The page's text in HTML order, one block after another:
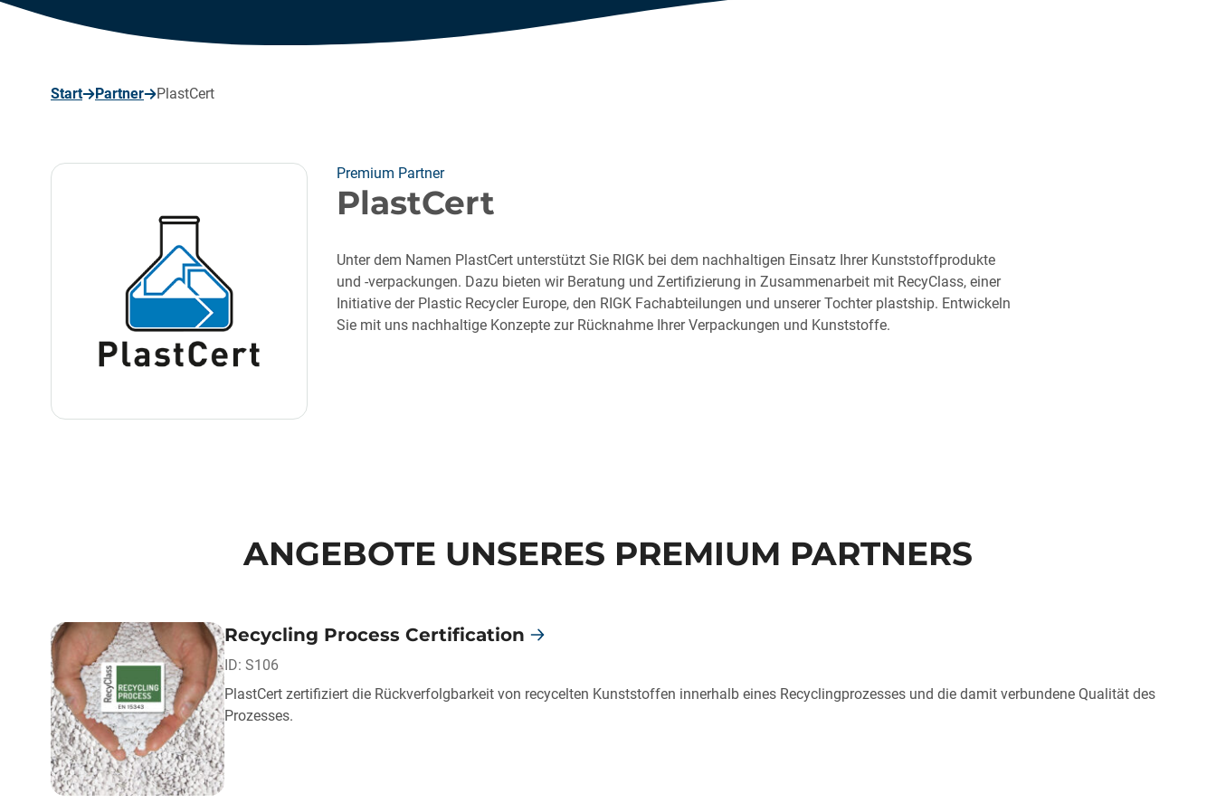
StartseitePartner PlastCert
Premium Partner
PlastCert
Unter dem Namen PlastCert unterstützt Sie RIGK bei dem nachhaltigen Einsatz Ihrer Kunststoffprodukte
und -verpackungen. Dazu bieten wir Beratung und Zertifizierung in Zusammenarbeit mit RecyClass, einer
Initiative der Plastic Recycler Europe, den RIGK Fachabteilungen und unserer Tochter plastship. Entwickeln
Sie mit uns nachhaltige Konzepte zur Rücknahme Ihrer Verpackungen und Kunststoffe.
ANGEBOTE UNSERES PREMIUM PARTNERS
Recycling Process Certification
ID: S106
PlastCert zertifiziert die Rückverfolgbarkeit von recycelten Kunststoffen innerhalb eines Recyclingprozesses und die damit verbundene Qualität des
Prozesses.